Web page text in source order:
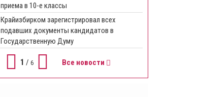
приема в 10-е классы
Крайизбирком зарегистрировал всех
подавших документы кандидатов в
Государственную Думу
1 / 6 Все новости